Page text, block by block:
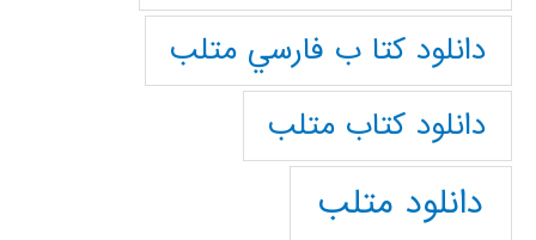
دانلود كتا ب فارسي متلب
دانلود كتاب متلب
دانلود متلب